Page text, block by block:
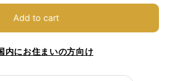
Add to cart
内にお住まいの方向け